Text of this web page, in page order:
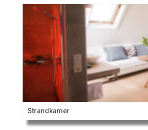
Strandkamer